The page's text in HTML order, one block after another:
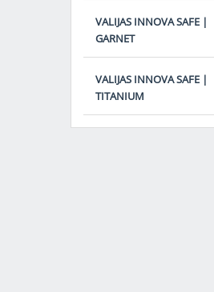
VALIJAS INNOVA SAFE |
GARNET
VALIJAS INNOVA SAFE |
TITANIUM